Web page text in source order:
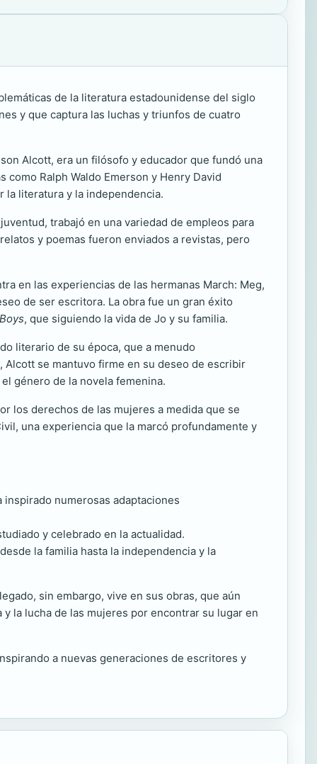
de la literatura estadounidense del siglo
y que captura las luchas y triunfos de cuatro
Alcott, era un filósofo y educador que fundó una
Ralph Waldo Emerson y Henry David
la literatura y la independencia.
trabajó en una variedad de empleos para
y poemas fueron enviados a revistas, pero
en las experiencias de las hermanas March: Meg,
de ser escritora. La obra fue un gran éxito
, que siguiendo la vida de Jo y su familia.
literario de su época, que a menudo
se mantuvo firme en su deseo de escribir
género de la novela femenina.
los derechos de las mujeres a medida que se
una experiencia que la marcó profundamente y
numerosas adaptaciones
y celebrado en la actualidad.
la familia hasta la independencia y la
sin embargo, vive en sus obras, que aún
la lucha de las mujeres por encontrar su lugar en
a nuevas generaciones de escritores y